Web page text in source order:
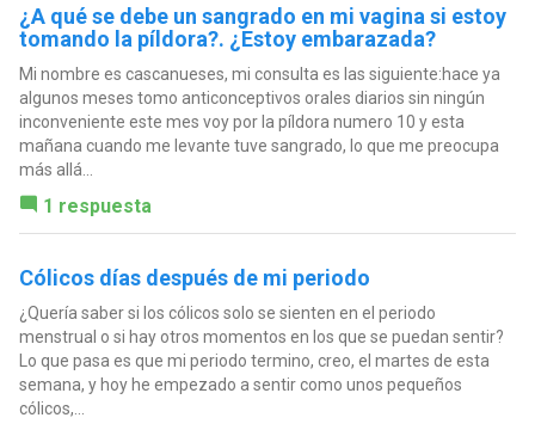
¿A qué se debe un sangrado en mi vagina si estoy
tomando la píldora?. ¿Estoy embarazada?
Mi nombre es cascanueses, mi consulta es las siguiente:hace ya
algunos meses tomo anticonceptivos orales diarios sin ningún
inconveniente este mes voy por la píldora numero 10 y esta
mañana cuando me levante tuve sangrado, lo que me preocupa
más allá...
1 respuesta
Cólicos días después de mi periodo
¿Quería saber si los cólicos solo se sienten en el periodo
menstrual o si hay otros momentos en los que se puedan sentir?
Lo que pasa es que mi periodo termino, creo, el martes de esta
semana, y hoy he empezado a sentir como unos pequeños
cólicos,...